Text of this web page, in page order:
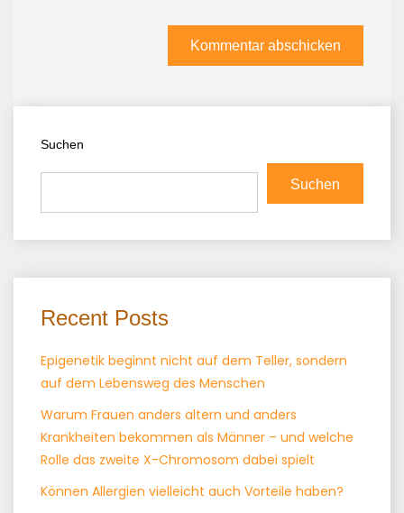
Suchen
Suchen
Recent Posts
Epigenetik beginnt nicht auf dem Teller, sondern
auf dem Lebensweg des Menschen
Warum Frauen anders altern und anders
Krankheiten bekommen als Männer – und welche
Rolle das zweite X-Chromosom dabei spielt
Können Allergien vielleicht auch Vorteile haben?